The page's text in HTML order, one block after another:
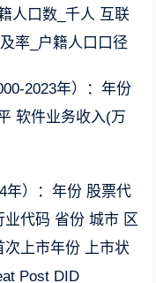
人口数_千人 互联
率_户籍人口口径
2023年）：年份
软件业务收入(万
年）：年份 股票代
代码 省份 城市 区
上市年份 上市状
Post DID